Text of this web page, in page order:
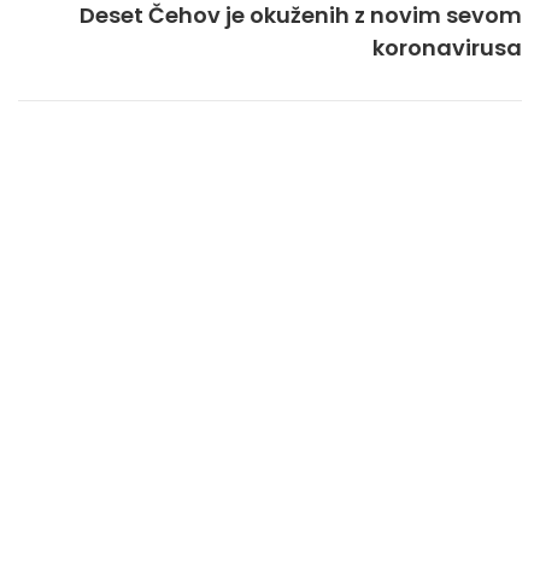
Deset Čehov je okuženih z novim sevom
koronavirusa